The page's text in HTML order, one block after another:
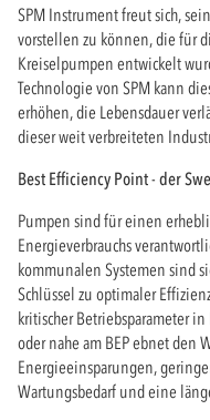
SPM Instrument freut sich,
vorstellen zu können, die für
Kreiselpumpen entwickelt
Technologie von SPM kann
erhöhen, die Lebensdauer
dieser weit verbreiteten
Best Efficiency Point - der
Pumpen sind für einen
Energieverbrauchs
kommunalen Systemen sind
Schlüssel zu optimaler
kritischer Betriebsparameter
oder nahe am BEP ebnet den
Energieeinsparungen,
Wartungsbedarf und eine